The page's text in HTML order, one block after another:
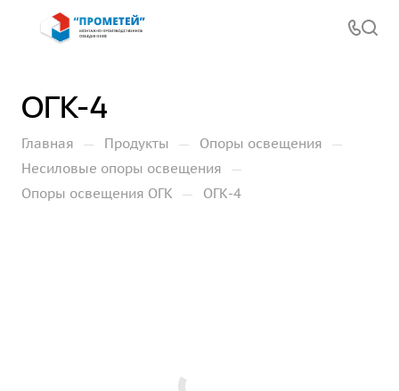
ОГК-4
Главная — Продукты — Опоры освещения —
Несиловые опоры освещения —
Опоры освещения ОГК — ОГК-4